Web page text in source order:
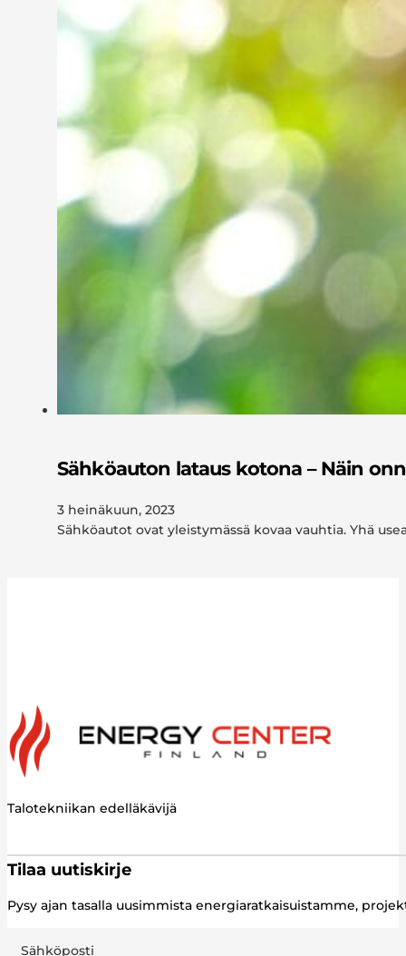
Sähköauton lataus kotona – Näin
3 heinäkuun, 2023
Sähköautot ovat yleistymässä kovaa vauhtia. Yhä
Talotekniikan edelläkävijä
Tilaa uutiskirje
Pysy ajan tasalla uusimmista energiaratkaisuistamme,